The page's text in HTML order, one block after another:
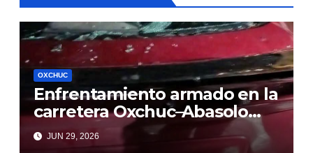
OXCHUC
Enfrentamiento armado en la
carretera Oxchuc–Abasolo
deja personas heridas
JUN 29, 2026